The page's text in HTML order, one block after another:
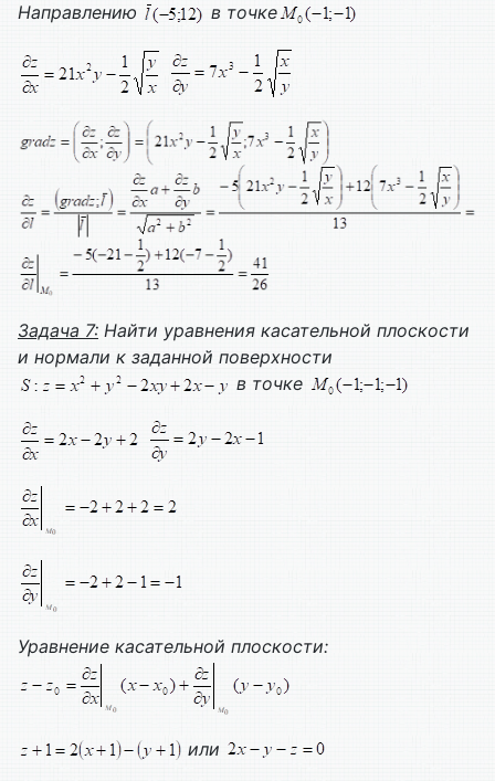
Направлению
в точке
Задача 7: Найти уравнения касательной плоскости
и нормали к заданной поверхности
в точке
Уравнение касательной плоскости:
или